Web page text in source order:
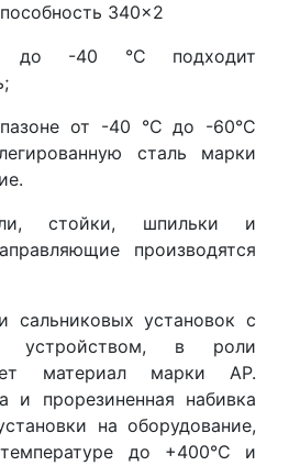
340×2
до -40 °С подходит
от -40 °С до -60°С
сталь марки
стойки, шпильки и
производятся
сальниковых установок с
устройством, в роли
материал марки АР.
и прорезиненная набивка
на оборудование,
до +400°С и